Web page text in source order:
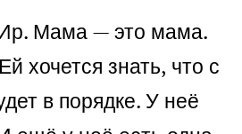
Мама — это мама.
хочется знать, что с
в порядке. У неё